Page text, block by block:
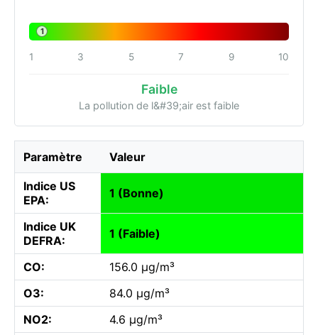
1
1 3 5 7 9 10
Faible
La pollution de l&#39;air est faible
Paramètre Valeur
Indice US
EPA:
1 (Bonne)
Indice UK
DEFRA:
1 (Faible)
CO:
156.0 µg/m³
O3:
84.0 µg/m³
NO2:
4.6 µg/m³